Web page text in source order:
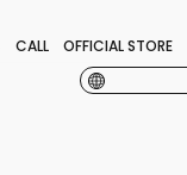
CALL OFFICIAL STORE